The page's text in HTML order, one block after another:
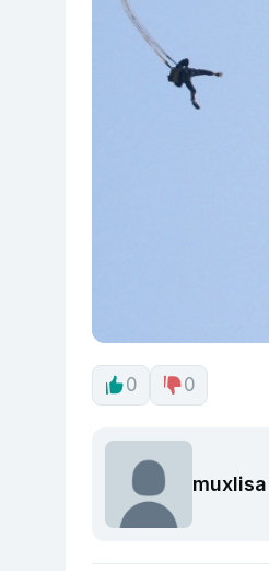
0 0
muxlisa